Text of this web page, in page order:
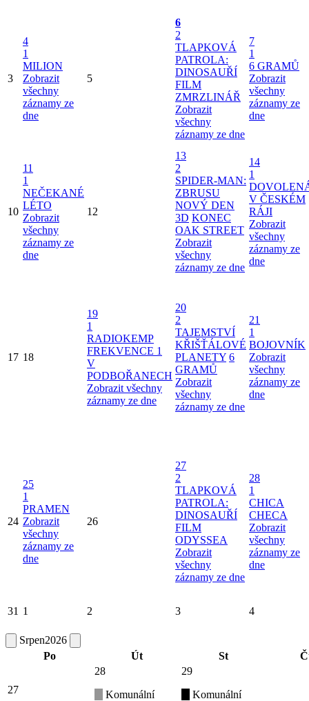
3
4
1
MILION
Zobrazit
všechny
záznamy ze
dne
5
6
2
TLAPKOVÁ
PATROLA:
DINOSAUŘÍ
FILM
ZMRZLINÁŘ
Zobrazit
všechny
záznamy ze dne
7
1
6 GRAMŮ
Zobrazit
všechny
záznamy ze
dne
10
11
1
NEČEKANÉ
LÉTO
Zobrazit
všechny
záznamy ze
dne
12
13
2
SPIDER-MAN:
ZBRUSU
NOVÝ DEN
3D KONEC
OAK STREET
Zobrazit
všechny
záznamy ze dne
14
1
V ČESKÉM
RÁJI
Zobrazit
všechny
záznamy ze
dne
17 18
19
1
RADIOKEMP
FREKVENCE 1
V
PODBOŘANECH
Zobrazit všechny
záznamy ze dne
20
2
TAJEMSTVÍ
KŘIŠŤÁLOVÉ
PLANETY 6
GRAMŮ
Zobrazit
všechny
záznamy ze dne
21
1
BOJOVNÍK
Zobrazit
všechny
záznamy ze
dne
24
25
1
PRAMEN
Zobrazit
všechny
záznamy ze
dne
26
27
2
TLAPKOVÁ
PATROLA:
DINOSAUŘÍ
FILM
ODYSSEA
Zobrazit
všechny
záznamy ze dne
28
1
CHICA
CHECA
Zobrazit
všechny
záznamy ze
dne
31 1 2 3 4
Srpen2026
Po
Út St
27
28
Komunální
29
Komunální